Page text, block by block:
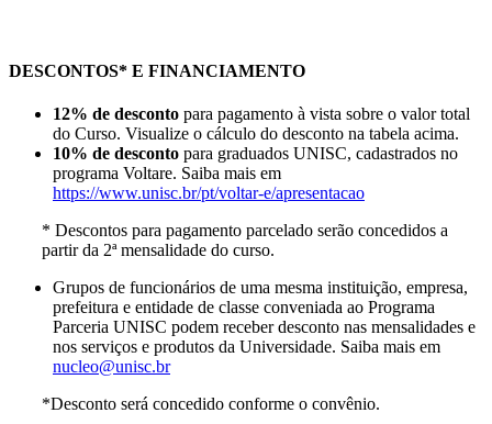
DESCONTOS* E FINANCIAMENTO
12% de desconto para pagamento à vista sobre o valor total
do Curso. Visualize o cálculo do desconto na tabela acima.
10% de desconto para graduados UNISC, cadastrados no
programa Voltare. Saiba mais em
https://www.unisc.br/pt/voltar-e/apresentacao
* Descontos para pagamento parcelado serão concedidos a
partir da 2ª mensalidade do curso.
Grupos de funcionários de uma mesma instituição, empresa,
prefeitura e entidade de classe conveniada ao Programa
Parceria UNISC podem receber desconto nas mensalidades e
nos serviços e produtos da Universidade. Saiba mais em
nucleo@unisc.br
*Desconto será concedido conforme o convênio.